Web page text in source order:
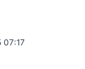
07:17